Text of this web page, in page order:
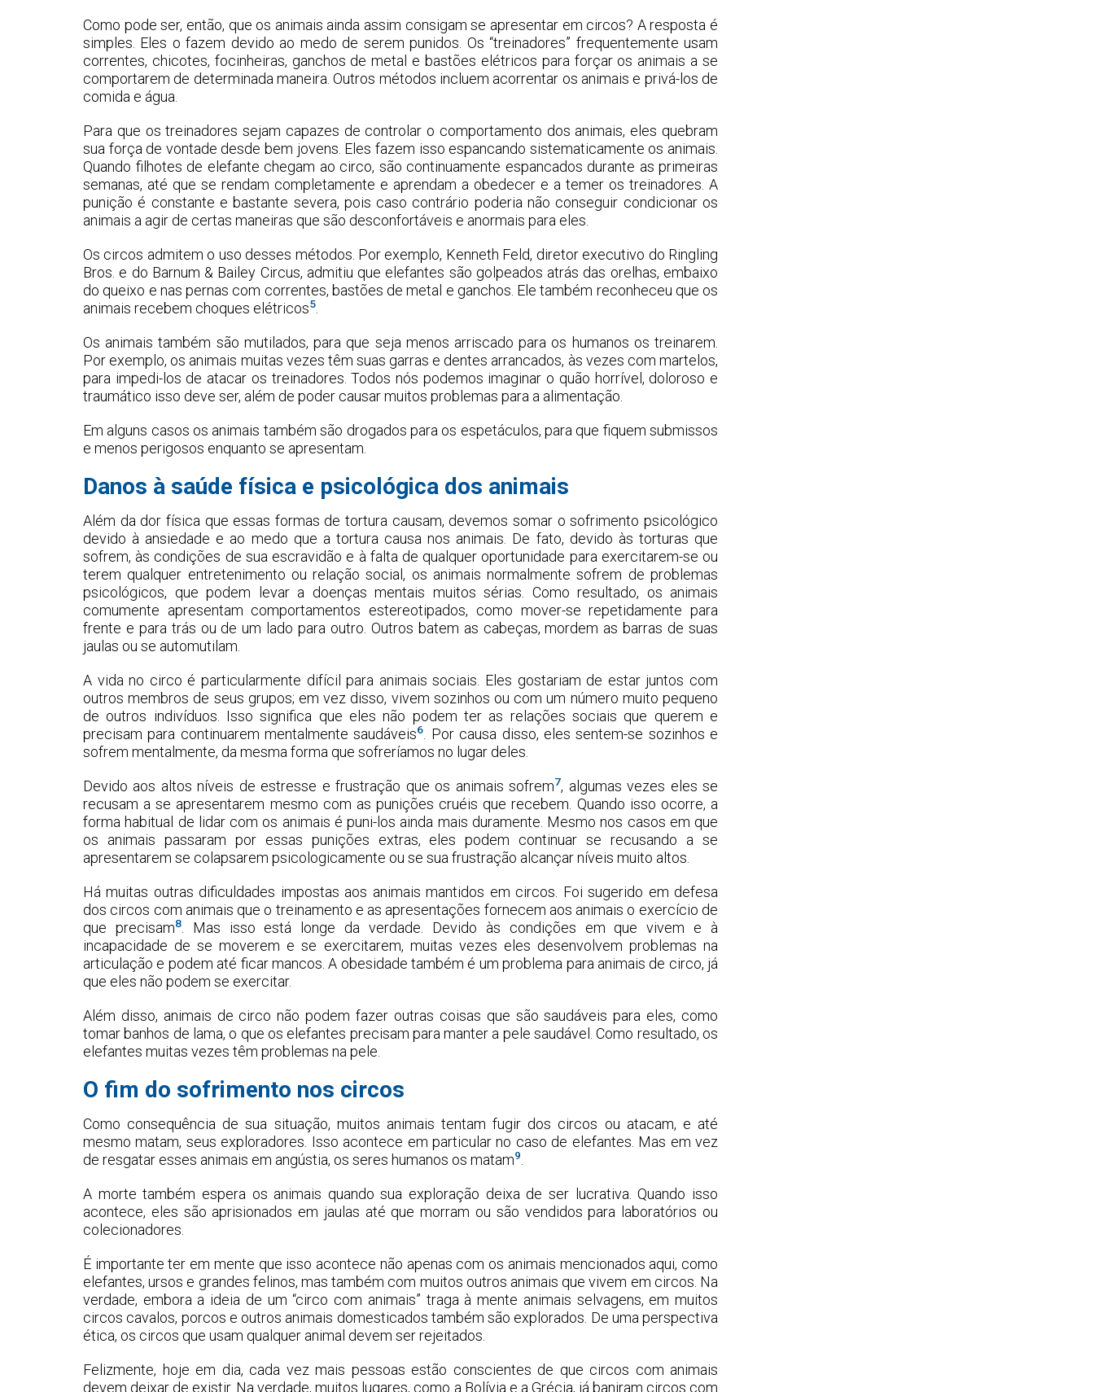
Como pode ser, então, que os animais ainda assim consigam se apresentar em circos? A resposta é
simples. Eles o fazem devido ao medo de serem punidos. Os “treinadores” frequentemente usam
correntes, chicotes, focinheiras, ganchos de metal e bastões elétricos para forçar os animais a se
comportarem de determinada maneira. Outros métodos incluem acorrentar os animais e privá-los de
comida e água.
Para que os treinadores sejam capazes de controlar o comportamento dos animais, eles quebram
sua força de vontade desde bem jovens. Eles fazem isso espancando sistematicamente os animais.
Quando filhotes de elefante chegam ao circo, são continuamente espancados durante as primeiras
semanas, até que se rendam completamente e aprendam a obedecer e a temer os treinadores. A
punição é constante e bastante severa, pois caso contrário poderia não conseguir condicionar os
animais a agir de certas maneiras que são desconfortáveis e anormais para eles.
Os circos admitem o uso desses métodos. Por exemplo, Kenneth Feld, diretor executivo do Ringling
Bros. e do Barnum & Bailey Circus, admitiu que elefantes são golpeados atrás das orelhas, embaixo
do queixo e nas pernas com correntes, bastões de metal e ganchos. Ele também reconheceu que os
animais recebem choques elétricos5
Os animais também são mutilados, para que seja menos arriscado para os humanos os treinarem.
Por exemplo, os animais muitas vezes têm suas garras e dentes arrancados, às vezes com martelos,
para impedi-los de atacar os treinadores. Todos nós podemos imaginar o quão horrível, doloroso e
traumático isso deve ser, além de poder causar muitos problemas para a alimentação.
Em alguns casos os animais também são drogados para os espetáculos, para que fiquem submissos
e menos perigosos enquanto se apresentam.
Danos à saúde física e psicológica dos animais
Além da dor física que essas formas de tortura causam, devemos somar o sofrimento psicológico
devido à ansiedade e ao medo que a tortura causa nos animais. De fato, devido às torturas que
sofrem, às condições de sua escravidão e à falta de qualquer oportunidade para exercitarem-se ou
terem qualquer entretenimento ou relação social, os animais normalmente sofrem de problemas
psicológicos, que podem levar a doenças mentais muitos sérias. Como resultado, os animais
comumente apresentam comportamentos estereotipados, como mover-se repetidamente para
frente e para trás ou de um lado para outro. Outros batem as cabeças, mordem as barras de suas
jaulas ou se automutilam.
A vida no circo é particularmente difícil para animais sociais. Eles gostariam de estar juntos com
outros membros de seus grupos; em vez disso, vivem sozinhos ou com um número muito pequeno
de outros indivíduos. Isso significa que eles não podem ter as relações sociais que querem e
precisam para continuarem mentalmente saudáveis6
. Por causa disso, eles sentem-se sozinhos e
sofrem mentalmente, da mesma forma que sofreríamos no lugar deles.
Devido aos altos níveis de estresse e frustração que os animais sofrem7, algumas vezes eles se
recusam a se apresentarem mesmo com as punições cruéis que recebem. Quando isso ocorre, a
forma habitual de lidar com os animais é puni-los ainda mais duramente. Mesmo nos casos em que
os animais passaram por essas punições extras, eles podem continuar se recusando a se
apresentarem se colapsarem psicologicamente ou se sua frustração alcançar níveis muito altos.
Há muitas outras dificuldades impostas aos animais mantidos em circos. Foi sugerido em defesa
dos circos com animais que o treinamento e as apresentações fornecem aos animais o exercício de
que precisam8. Mas isso está longe da verdade. Devido às condições em que vivem e à
incapacidade de se moverem e se exercitarem, muitas vezes eles desenvolvem problemas na
articulação e podem até ficar mancos. A obesidade também é um problema para animais de circo, já
que eles não podem se exercitar.
Além disso, animais de circo não podem fazer outras coisas que são saudáveis para eles, como
tomar banhos de lama, o que os elefantes precisam para manter a pele saudável. Como resultado, os
elefantes muitas vezes têm problemas na pele.
O fim do sofrimento nos circos
Como consequência de sua situação, muitos animais tentam fugir dos circos ou atacam, e até
mesmo matam, seus exploradores. Isso acontece em particular no caso de elefantes. Mas em vez
de resgatar esses animais em angústia, os seres humanos os matam9
A morte também espera os animais quando sua exploração deixa de ser lucrativa. Quando isso
acontece, eles são aprisionados em jaulas até que morram ou são vendidos para laboratórios ou
colecionadores.
É importante ter em mente que isso acontece não apenas com os animais mencionados aqui, como
elefantes, ursos e grandes felinos, mas também com muitos outros animais que vivem em circos. Na
verdade, embora a ideia de um “circo com animais” traga à mente animais selvagens, em muitos
circos cavalos, porcos e outros animais domesticados também são explorados. De uma perspectiva
ética, os circos que usam qualquer animal devem ser rejeitados.
Felizmente, hoje em dia, cada vez mais pessoas estão conscientes de que circos com animais
devem deixar de existir. Na verdade, muitos lugares, como a Bolívia e a Grécia, já baniram circos com